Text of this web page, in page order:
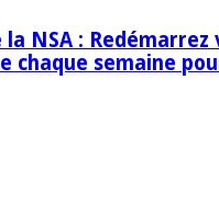
la NSA : Redémarrez
chaque semaine